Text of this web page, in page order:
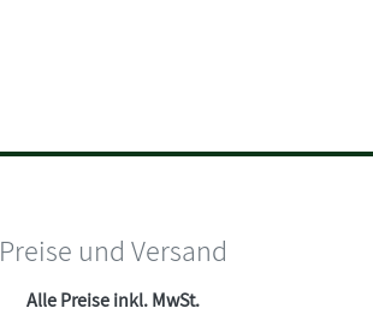
Preise und Versand
Alle Preise inkl. MwSt.